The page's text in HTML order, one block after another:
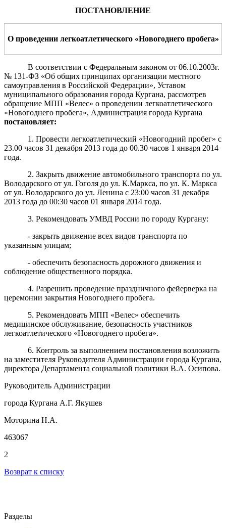
ПОСТАНОВЛЕНИЕ
О проведении легкоатлетического «Новогоднего пробега»
В соответствии с Федеральным законом от 06.10.2003г.
№ 131-ФЗ «Об общих принципах организации местного
самоуправления в Российской Федерации», Уставом
муниципального образования города Кургана, рассмотрев
обращение МПП «Велес» о проведении легкоатлетического
«Новогоднего пробега», Администрация города Кургана
постановляет:
1. Провести легкоатлетический «Новогодний пробег» с
23.00 часов 31 декабря 2013 года до 00.30 часов 1 января 2014
года.
2. Закрыть движение автомобильного транспорта по ул.
Володарского от ул. Гоголя до ул. К.Маркса, по ул. К. Маркса
от ул. Володарского до ул. Ленина с 23:00 часов 31 декабря
2013 года до 00:30 часов 01 января 2014 года.
3. Рекомендовать УМВД России по городу Кургану:
- закрыть движение всех видов транспорта по
указанным улицам;
- обеспечить безопасность дорожного движения и
соблюдение общественного порядка.
4. Разрешить проведение праздничного фейерверка на
церемонии закрытия Новогоднего пробега.
5. Рекомендовать МПП «Велес» обеспечить
медицинское обслуживание, безопасность участников
легкоатлетического «Новогоднего пробега».
6. Контроль за выполнением постановления возложить
на заместителя Руководителя Администрации города Кургана,
директора Департамента социальной политики В.А. Осипова.
Руководитель Администрации
города Кургана А.Г. Якушев
Моторина Н.А.
463067
2
Возврат к списку
Разделы